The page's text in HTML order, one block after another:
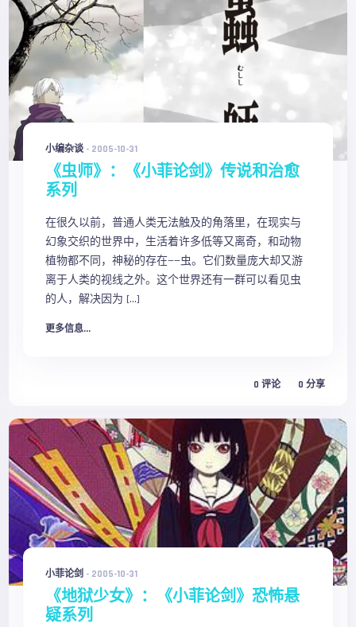
小编杂谈- 2005-10-31
《虫师》：《小菲论剑》传说和治愈
系列
在很久以前，普通人类无法触及的角落里，在现实与
幻象交织的世界中，生活着许多低等又离奇，和动物
植物都不同，神秘的存在——虫。它们数量庞大却又游
离于人类的视线之外。这个世界还有一群可以看见虫
的人，解决因为 […]
更多信息...
0 评论 0 分享
小菲论剑- 2005-10-31
《地狱少女》：《小菲论剑》恐怖悬
疑系列